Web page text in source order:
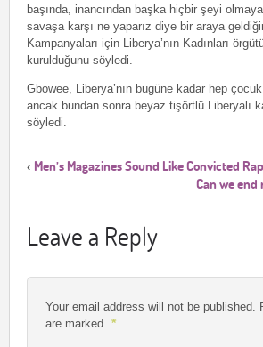
başında, inancından başka hiçbir şeyi
savaşa karşı ne yaparız diye bir araya
Kampanyaları için Liberya’nın Kadınları
kurulduğunu söyledi.
Gbowee, Liberya’nın bugüne kadar hep çocuk
ancak bundan sonra beyaz tişörtlü Liberyalı
söyledi.
‹ Men’s Magazines Sound Like Convicted
Can we end
Leave a Reply
Your email address will not be published.
are marked *